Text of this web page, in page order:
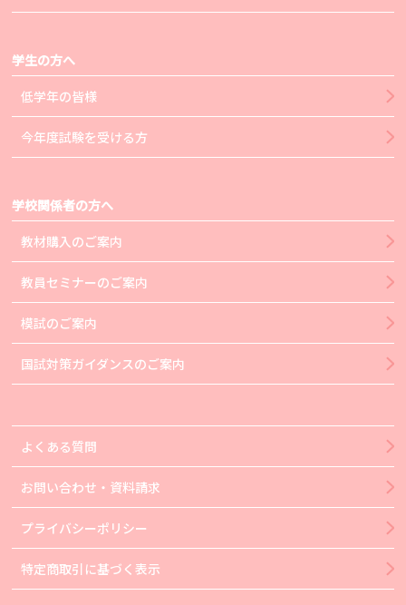
学生の方へ
低学年の皆様
今年度試験を受ける方
学校関係者の方へ
教材購入のご案内
教員セミナーのご案内
模試のご案内
国試対策ガイダンスのご案内
よくある質問
お問い合わせ・資料請求
プライバシーポリシー
特定商取引に基づく表示